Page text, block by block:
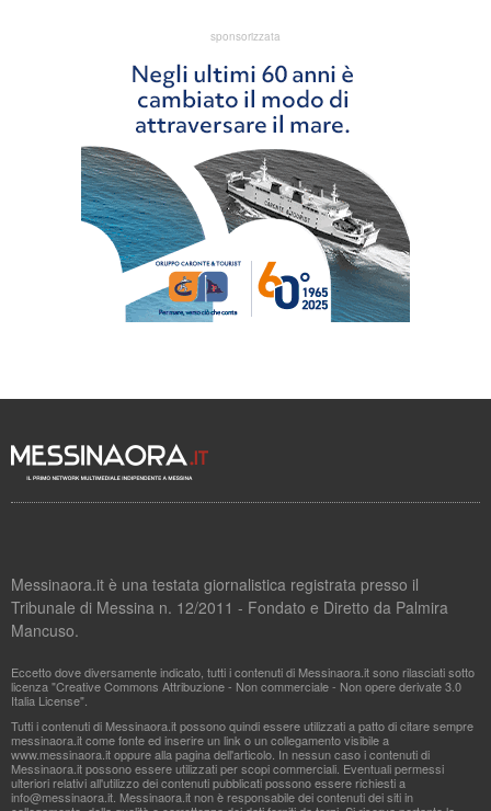
sponsorizzata
Messinaora.it è una testata giornalistica registrata presso il
Tribunale di Messina n. 12/2011 - Fondato e Diretto da Palmira
Mancuso.
Eccetto dove diversamente indicato, tutti i contenuti di Messinaora.it sono rilasciati sotto
licenza "Creative Commons Attribuzione - Non commerciale - Non opere derivate 3.0
Italia License".
Tutti i contenuti di Messinaora.it possono quindi essere utilizzati a patto di citare sempre
messinaora.it come fonte ed inserire un link o un collegamento visibile a
www.messinaora.it oppure alla pagina dell'articolo. In nessun caso i contenuti di
Messinaora.it possono essere utilizzati per scopi commerciali. Eventuali permessi
ulteriori relativi all'utilizzo dei contenuti pubblicati possono essere richiesti a
info@messinaora.it . Messinaora.it non è responsabile dei contenuti dei siti in